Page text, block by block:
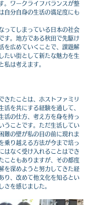
。ワークライフバランスが整
自分自身の生活の満足度にも
ってしまっている日本の社会
す。地方である秋田で先駆け
を広めていくことで、課題解
たい街として新たな魅力を生
私は考えます。
きたことは、ホストファミリ
活を共にする経験を通して、
活の仕方、考え方を身を持っ
うことです。ただ生活してい
難の壁が私の目の前に現れま
乗り越える方法が今まで培っ
はなく受け入れることはでき
こともありますが、その都度
を深めようと努力してきた経
り、改めて他文化を知るとい
さを感じました。